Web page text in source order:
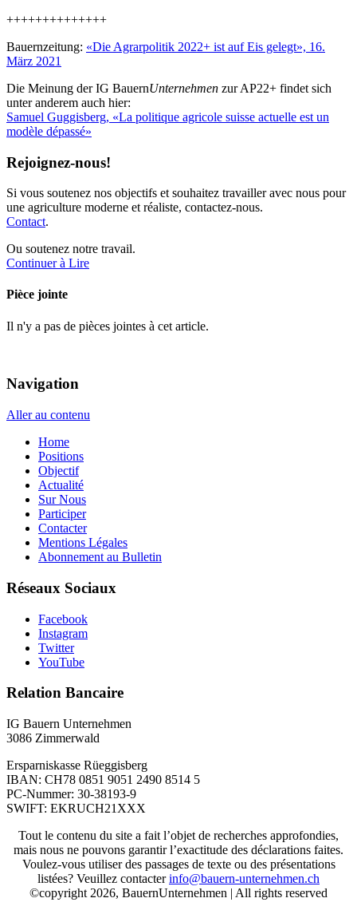
++++++++++++++
Bauernzeitung: «Die Agrarpolitik 2022+ ist auf Eis gelegt», 16.
März 2021
Die Meinung der IG BauernUnternehmen zur AP22+ findet sich
unter anderem auch hier:
Samuel Guggisberg, «La politique agricole suisse actuelle est un
modèle dépassé»
Rejoignez-nous!
Si vous soutenez nos objectifs et souhaitez travailler avec nous pour
une agriculture moderne et réaliste, contactez-nous.
Contact.
Ou soutenez notre travail.
Continuer à Lire
Pièce jointe
Il n'y a pas de pièces jointes à cet article.
Navigation
Aller au contenu
Home
Positions
Objectif
Actualité
Sur Nous
Participer
Contacter
Mentions Légales
Abonnement au Bulletin
Réseaux Sociaux
Facebook
Instagram
Twitter
YouTube
Relation Bancaire
IG Bauern Unternehmen
3086 Zimmerwald
Ersparniskasse Rüeggisberg
IBAN: CH78 0851 9051 2490 8514 5
PC-Nummer: 30-38193-9
SWIFT: EKRUCH21XXX
Tout le contenu du site a fait l’objet de recherches approfondies,
mais nous ne pouvons garantir l’exactitude des déclarations faites.
Voulez-vous utiliser des passages de texte ou des présentations
listées? Veuillez contacterinfo@bauern-unternehmen.ch
©copyright 2026, BauernUnternehmen | All rights reserved